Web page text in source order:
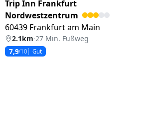
Trip Inn Frankfurt
Nordwestzentrum
60439 Frankfurt am Main
2.1km·27 Min. Fußweg
7,9/10 Gut